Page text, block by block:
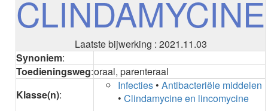
ADENOSINE
AESCINE
AFLIBERCEPT intravitreaal
AFLIBERCEPT parenteraal
AGALSIDASE bèta
CLINDAMYCINE
Laatste bijwerking : 2021.11.03
Synoniem:
Toedieningsweg:oraal, parenteraal
Klasse(n):
Infecties •Antibacteriële middelen
•Clindamycine en lincomycine